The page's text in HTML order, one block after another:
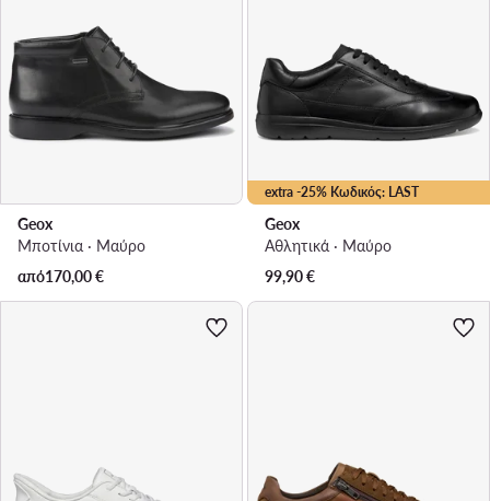
Geox
Μποτίνια · Μαύρο
από170,00€
extra -25% Κωδικός: LAST
Geox
Αθλητικά · Μαύρο
99,90€